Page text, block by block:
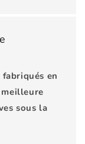
en
meilleure
sous la